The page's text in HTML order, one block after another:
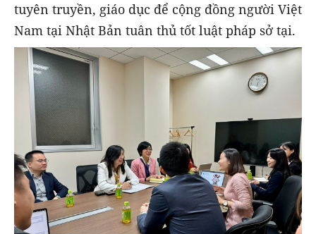
tuyên truyền, giáo dục để cộng đồng người Việt
Nam tại Nhật Bản tuân thủ tốt luật pháp sở tại.